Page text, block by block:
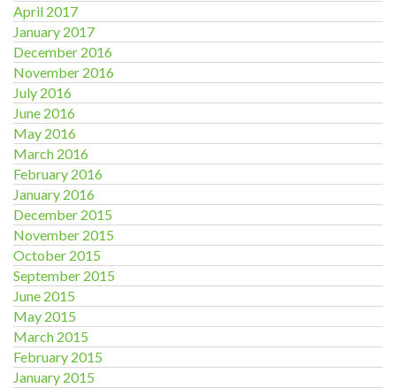
April 2017
January 2017
December 2016
November 2016
July 2016
June 2016
May 2016
March 2016
February 2016
January 2016
December 2015
November 2015
October 2015
September 2015
June 2015
May 2015
March 2015
February 2015
January 2015